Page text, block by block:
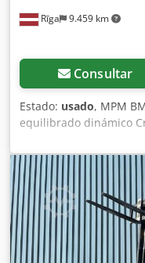
Rīga 9.459 km
Consultar
Estado: usado, MPM
equilibrado dinámico
electrónico portátil
de rectificado,
vibraciones, mejora la
prolonga la vida útil
de control electrónica
Sensor de velocidad
Fuente de
Maletín de transporte